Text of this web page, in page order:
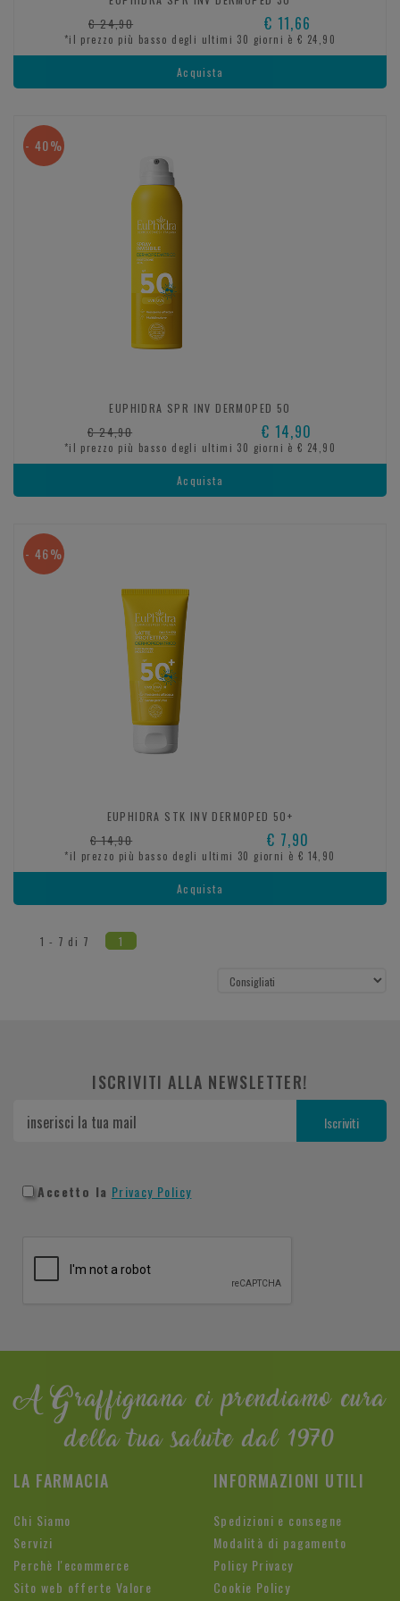
€ 24,90 € 11,66
*il prezzo più basso degli ultimi 30 giorni è € 24,90
Acquista
EUPHIDRA SPR INV DERMOPED 50
- 40%
€ 24,90 € 14,90
*il prezzo più basso degli ultimi 30 giorni è € 24,90
Acquista
EUPHIDRA STK INV DERMOPED 50+
- 46%
€ 14,90 € 7,90
*il prezzo più basso degli ultimi 30 giorni è € 14,90
Acquista
1 - 7 di 7 1
ISCRIVITI ALLA NEWSLETTER!
Accetto la Privacy Policy
A Graffignana ci prendiamo cura
della tua salute dal 1970
LA FARMACIA
Chi Siamo
Servizi
Perchè l'ecommerce
Sito web offerte Valore
INFORMAZIONI UTILI
Spedizioni e consegne
Modalità di pagamento
Policy Privacy
Cookie Policy